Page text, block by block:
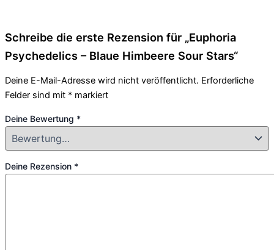
Schreibe die erste Rezension für „Euphoria
Psychedelics – Blaue Himbeere Sour Stars“
Deine E-Mail-Adresse wird nicht veröffentlicht. Erforderliche
Felder sind mit * markiert
Deine Bewertung *
Deine Rezension *